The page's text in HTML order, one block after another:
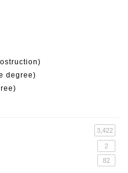
degree)
3,422
2
82